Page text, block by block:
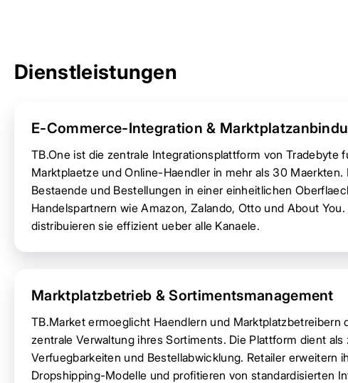
Dienstleistungen
E-Commerce-Integration &
TB.One ist die zentrale Integrationsplattform von Tradebyte
Marktplaetze und Online-Haendler in mehr als 30
Bestaende und Bestellungen in einer einheitlichen
Handelspartnern wie Amazon, Zalando, Otto und About
distribuieren sie effizient ueber alle Kanaele.
Marktplatzbetrieb & Sortimentsmanagement
TB.Market ermoeglicht Haendlern und
zentrale Verwaltung ihres Sortiments. Die Plattform dient
Verfuegbarkeiten und Bestellabwicklung. Retailer erweitern
Dropshipping-Modelle und profitieren von standardisierten